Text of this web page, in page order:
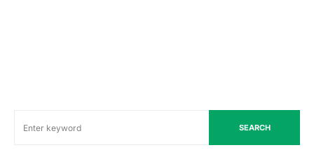
SEARCH